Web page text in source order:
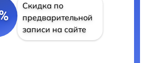
Скидка по
предварительной
записи на сайте